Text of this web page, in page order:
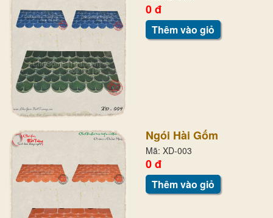
0 đ
Thêm vào giỏ
Ngói Hài Gốm
Mã: XD-003
0 đ
Thêm vào giỏ